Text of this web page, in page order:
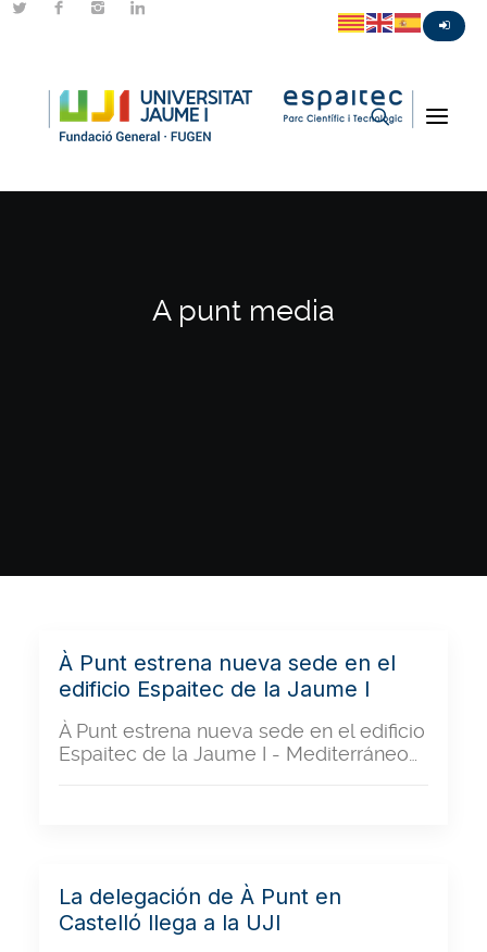
A punt media
À Punt estrena nueva sede en el
edificio Espaitec de la Jaume I
À Punt estrena nueva sede en el edificio
Espaitec de la Jaume I - Mediterráneo…
La delegación de À Punt en
Castelló llega a la UJI